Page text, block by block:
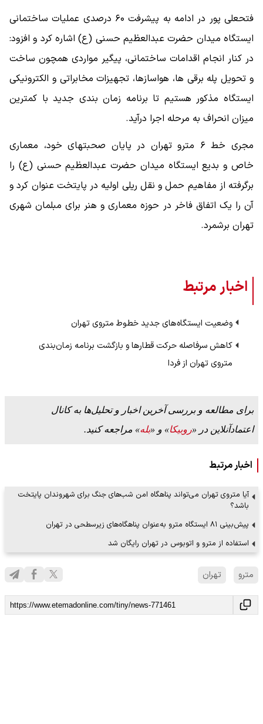
فتحعلی پور در ادامه به پیشرفت ۶۰ درصدی عملیات ساختمانی
ایستگاه میدان حضرت عبدالعظیم حسنی (ع) اشاره کرد و افزود:
در کنار انجام اقدامات ساختمانی، پیگیر مواردی همچون ساخت
و تحویل پله برقی ها، هواسازها، تجهیزات مخابراتی و الکترونیکی
ایستگاه مذکور هستیم تا برنامه زمان بندی جدید با کمترین
میزان انحراف به مرحله اجرا درآید.
مجری خط ۶ مترو تهران در پایان صحبتهای خود، معماری
خاص و بدیع ایستگاه میدان حضرت عبدالعظیم حسنی (ع) را
برگرفته از مفاهیم حمل و نقل ریلی اولیه در پایتخت عنوان کرد و
آن را یک اتفاق فاخر در حوزه معماری و هنر برای مبلمان شهری
تهران برشمرد.
اخبار مرتبط
وضعیت ایستگاه‌های جدید خطوط متروی تهران
کاهش سرفاصله حرکت قطارها و بازگشت برنامه زمان‌بندی
متروی تهران از فردا
برای مطالعه و بررسی آخرین اخبار و تحلیل‌ها به کانال
اعتمادآنلاین در «روبیکا» و «بله» مراجعه کنید.
اخبار مرتبط
آیا متروی تهران می‌تواند پناهگاه امن شب‌های جنگ برای شهروندان پایتخت
باشد؟
پیش‌بینی ۸۱ ایستگاه مترو به‌عنوان پناهگاه‌های زیرسطحی در تهران
استفاده از مترو و اتوبوس در تهران رایگان شد
مترو تهران